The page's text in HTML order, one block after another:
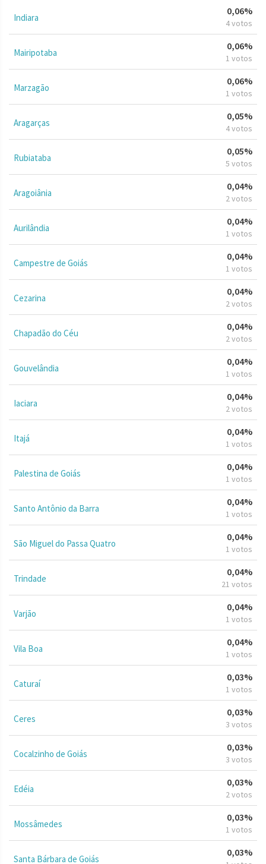
Indiara
0,06%
4 votos
Mairipotaba
0,06%
1 votos
Marzagão
0,06%
1 votos
Aragarças
0,05%
4 votos
Rubiataba
0,05%
5 votos
Aragoiânia
0,04%
2 votos
Aurilândia
0,04%
1 votos
Campestre de Goiás
0,04%
1 votos
Cezarina
0,04%
2 votos
Chapadão do Céu
0,04%
2 votos
Gouvelândia
0,04%
1 votos
Iaciara
0,04%
2 votos
Itajá
0,04%
1 votos
Palestina de Goiás
0,04%
1 votos
Santo Antônio da Barra
0,04%
1 votos
São Miguel do Passa Quatro
0,04%
1 votos
Trindade
0,04%
21 votos
Varjão
0,04%
1 votos
Vila Boa
0,04%
1 votos
Caturaí
0,03%
1 votos
Ceres
0,03%
3 votos
Cocalzinho de Goiás
0,03%
3 votos
Edéia
0,03%
2 votos
Mossâmedes
0,03%
1 votos
Santa Bárbara de Goiás
0,03%